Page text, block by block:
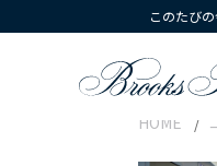
このたび
HOME